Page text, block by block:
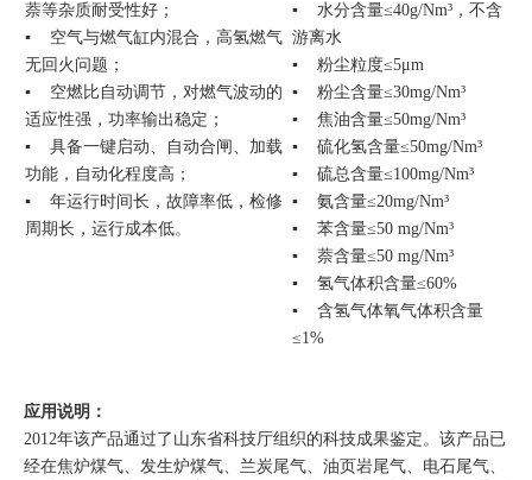
萘等杂质耐受性好；
▪ 空气与燃气缸内混合，高氢燃气
无回火问题；
▪ 空燃比自动调节，对燃气波动的
适应性强，功率输出稳定；
▪ 具备一键启动、自动合闸、加载
功能，自动化程度高；
▪ 年运行时间长，故障率低，检修
周期长，运行成本低。
▪ 水分含量≤40g/Nm³，不含
游离水
▪ 粉尘粒度≤5μm
▪ 粉尘含量≤30mg/Nm³
▪ 焦油含量≤50mg/Nm³
▪ 硫化氢含量≤50mg/Nm³
▪ 硫总含量≤100mg/Nm³
▪ 氨含量≤20mg/Nm³
▪ 苯含量≤50 mg/Nm³
▪ 萘含量≤50 mg/Nm³
▪ 氢气体积含量≤60%
▪ 含氢气体氧气体积含量
≤1%
应用说明：
2012年该产品通过了山东省科技厅组织的科技成果鉴定。该产品已
经在焦炉煤气、发生炉煤气、兰炭尾气、油页岩尾气、电石尾气、